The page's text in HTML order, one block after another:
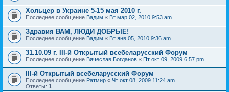
Хольцер в Украине 5-15 мая 2010 г.
Последнее сообщение Вадим « Вт мар 02, 2010 9:53 am
Здравия ВАМ, ЛЮДИ ДОБРЫЕ!
Последнее сообщение Вадим « Вт янв 05, 2010 9:36 am
31.10.09 г. III-й Открытый всебеларусский Форум
Последнее сообщение Вячеслав Богданов « Пт окт 09, 2009 6:57 pm
III-й Открытый всебеларусский Форум
Последнее сообщение Ратмир « Чт окт 08, 2009 11:24 am
Ответы: 1